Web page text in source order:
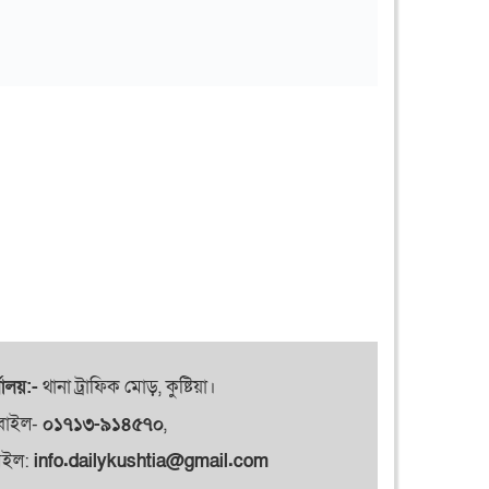
থানা ট্রাফিক মোড়, কুষ্টিয়া।
০১৭১৩-৯১৪৫৭০,
info.dailykushtia@gmail.com